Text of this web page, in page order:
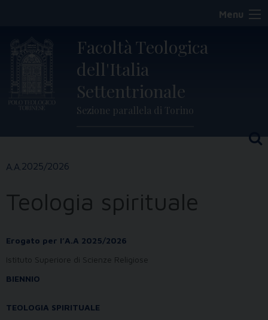
content
Menu
Facoltà Teologica
dell'Italia
Settentrionale
Sezione parallela di Torino
2025/2026
Teologia spirituale
Erogato per l’A.A 2025/2026
Istituto Superiore di Scienze Religiose
BIENNIO
TEOLOGIA SPIRITUALE